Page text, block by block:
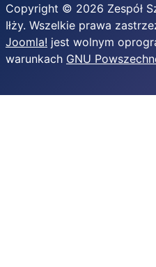
Copyright © 2026 Zespół
Iłży. Wszelkie prawa
Joomla! jest wolnym
warunkach GNU